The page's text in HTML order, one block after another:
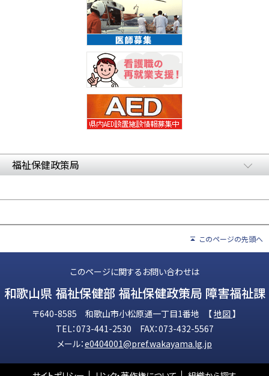
福祉保健政策局
このページの先頭へ
このページに関するお問い合わせは
和歌山県 福祉保健部 福祉保健政策局 障害福祉課
〒640-8585 和歌山市小松原通一丁目1番地 【地図】
TEL：073-441-2530 FAX：073-432-5567
メール：e0404001@pref.wakayama.lg.jp